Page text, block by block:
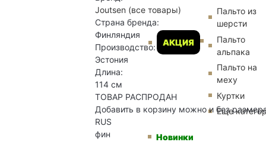
АКЦИЯ
Пальто из
шерсти
Пальто
альпака
Пальто на
меху
Куртки
Еще
Новинки
Joutsen (все товары)
Страна бренда:
Финляндия
Производство:
Эстония
Длина:
114 см
ТОВАР РАСПРОДАН
Добавить в корзину можно и без
RUS
фин